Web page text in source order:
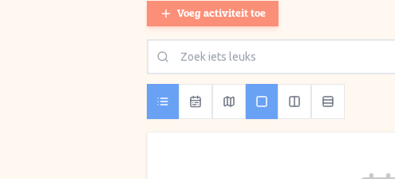
Voeg activiteit toe